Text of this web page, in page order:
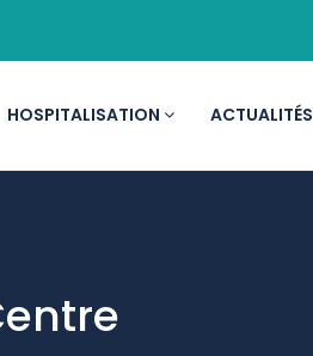
HOSPITALISATION ACTUALITÉS